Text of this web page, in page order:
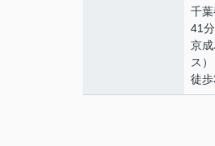
千
41分
京
ス
徒